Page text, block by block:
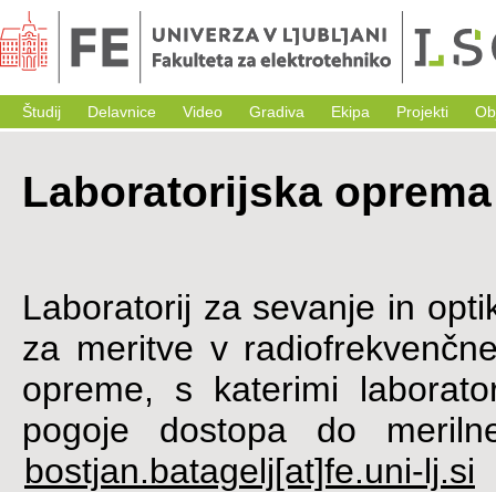
Študij Delavnice Video Gradiva Ekipa Projekti
Laboratorijska oprema
Laboratorij za sevanje in
za meritve v
opreme, s katerimi
pogoje dostopa do
bostjan.batagelj[at]fe.uni-lj.si